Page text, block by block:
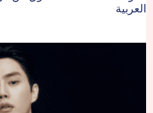
العربية